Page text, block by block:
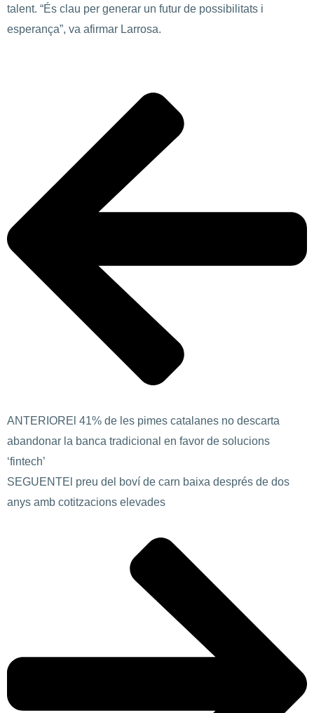
talent. “És clau per generar un futur de possibilitats i
esperança”, va afirmar Larrosa.
ANTERIOREl 41% de les pimes catalanes no descarta
abandonar la banca tradicional en favor de solucions
‘fintech’
SEGUENTEl preu del boví de carn baixa després de dos
anys amb cotitzacions elevades